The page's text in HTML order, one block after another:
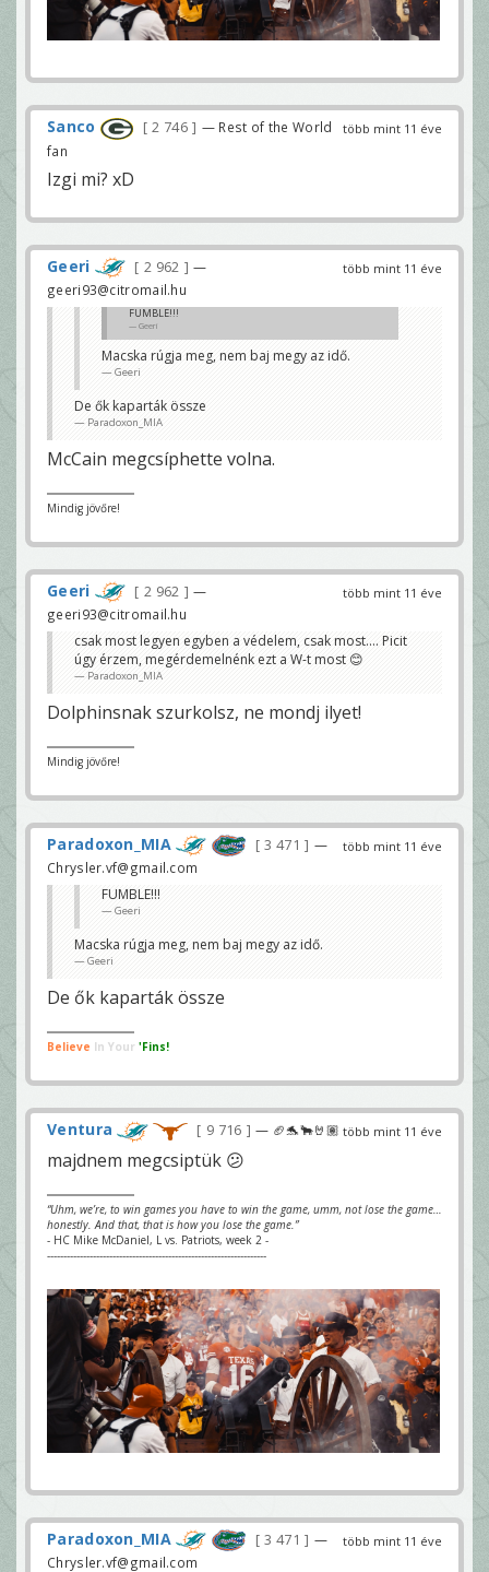
több mint 11 éve
Sanco 2 746
— Rest of the World
fan
Izgi mi? xD
több mint 11 éve
Geeri 2 962
—
geeri93@citromail.hu
FUMBLE!!!
Geeri
Macska rúgja meg, nem baj megy az idő.
Geeri
De ők kaparták össze
Paradoxon_MIA
McCain megcsíphette volna.
Mindig jövőre!
több mint 11 éve
Geeri 2 962
—
geeri93@citromail.hu
csak most legyen egyben a védelem, csak most.... Picit
úgy érzem, megérdemelnénk ezt a W-t most 😊
Paradoxon_MIA
Dolphinsnak szurkolsz, ne mondj ilyet!
Mindig jövőre!
több mint 11 éve
Paradoxon_MIA 3 471
—
Chrysler.vf@gmail.com
FUMBLE!!!
Geeri
Macska rúgja meg, nem baj megy az idő.
Geeri
De ők kaparták össze
Believe In Your 'Fins!
több mint 11 éve
Ventura 9 716 — 🏈🐬🐂🤘🏽
majdnem megcsiptük 😕
“Uhm, we’re, to win games you have to win the game, umm, not lose the game…
honestly. And that, that is how you lose the game.”
- HC Mike McDaniel, L vs. Patriots, week 2 -
-------------------------------------------------------------------
több mint 11 éve
Paradoxon_MIA 3 471
—
Chrysler.vf@gmail.com